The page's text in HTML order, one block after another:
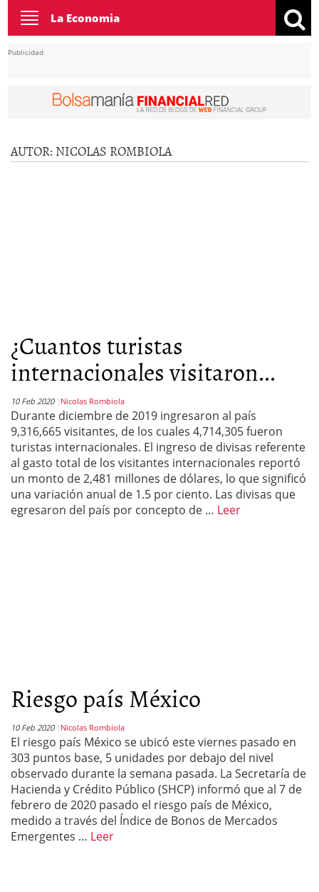
Toggle
navigation
La Economia
Publicidad
AUTOR: NICOLAS ROMBIOLA
¿Cuantos turistas
internacionales visitaron...
10 Feb 2020 Nicolas Rombiola
Durante diciembre de 2019 ingresaron al país
9,316,665 visitantes, de los cuales 4,714,305 fueron
turistas internacionales. El ingreso de divisas referente
al gasto total de los visitantes internacionales reportó
un monto de 2,481 millones de dólares, lo que significó
una variación anual de 1.5 por ciento. Las divisas que
egresaron del país por concepto de … Leer
Riesgo país México
10 Feb 2020 Nicolas Rombiola
El riesgo país México se ubicó este viernes pasado en
303 puntos base, 5 unidades por debajo del nivel
observado durante la semana pasada. La Secretaría de
Hacienda y Crédito Público (SHCP) informó que al 7 de
febrero de 2020 pasado el riesgo país de México,
medido a través del Índice de Bonos de Mercados
Emergentes … Leer